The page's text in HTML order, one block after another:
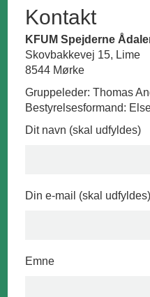
Kontakt
KFUM Spejderne
Skovbakkevej 15, Lime
8544 Mørke
Gruppeleder: Thomas
Bestyrelsesformand:
Dit navn (skal udfyldes)
Din e-mail (skal udfyldes)
Emne